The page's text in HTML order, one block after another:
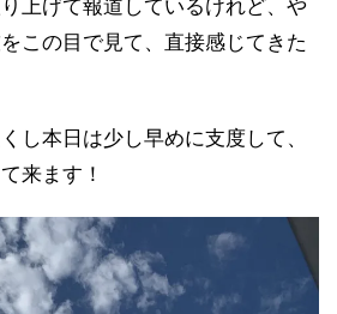
上げて報道しているけれど、や
この目で見て、直接感じてきた
し本日は少し早めに支度して、
来ます！